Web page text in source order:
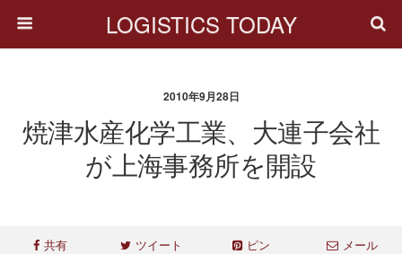
LOGISTICS TODAY
2010年9月28日
焼津水産化学工業、大連子会社
が上海事務所を開設
共有 ツイート ピン メール